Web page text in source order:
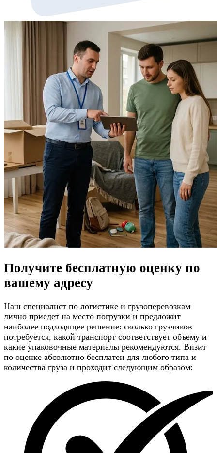
Получите бесплатную оценку по
вашему адресу
Наш специалист по логистике и грузоперевозкам
лично приедет на место погрузки и предложит
наиболее подходящее решение: сколько грузчиков
потребуется, какой транспорт соответствует объему и
какие упаковочные материалы рекомендуются. Визит
по оценке абсолютно бесплатен для любого типа и
количества груза и проходит следующим образом: